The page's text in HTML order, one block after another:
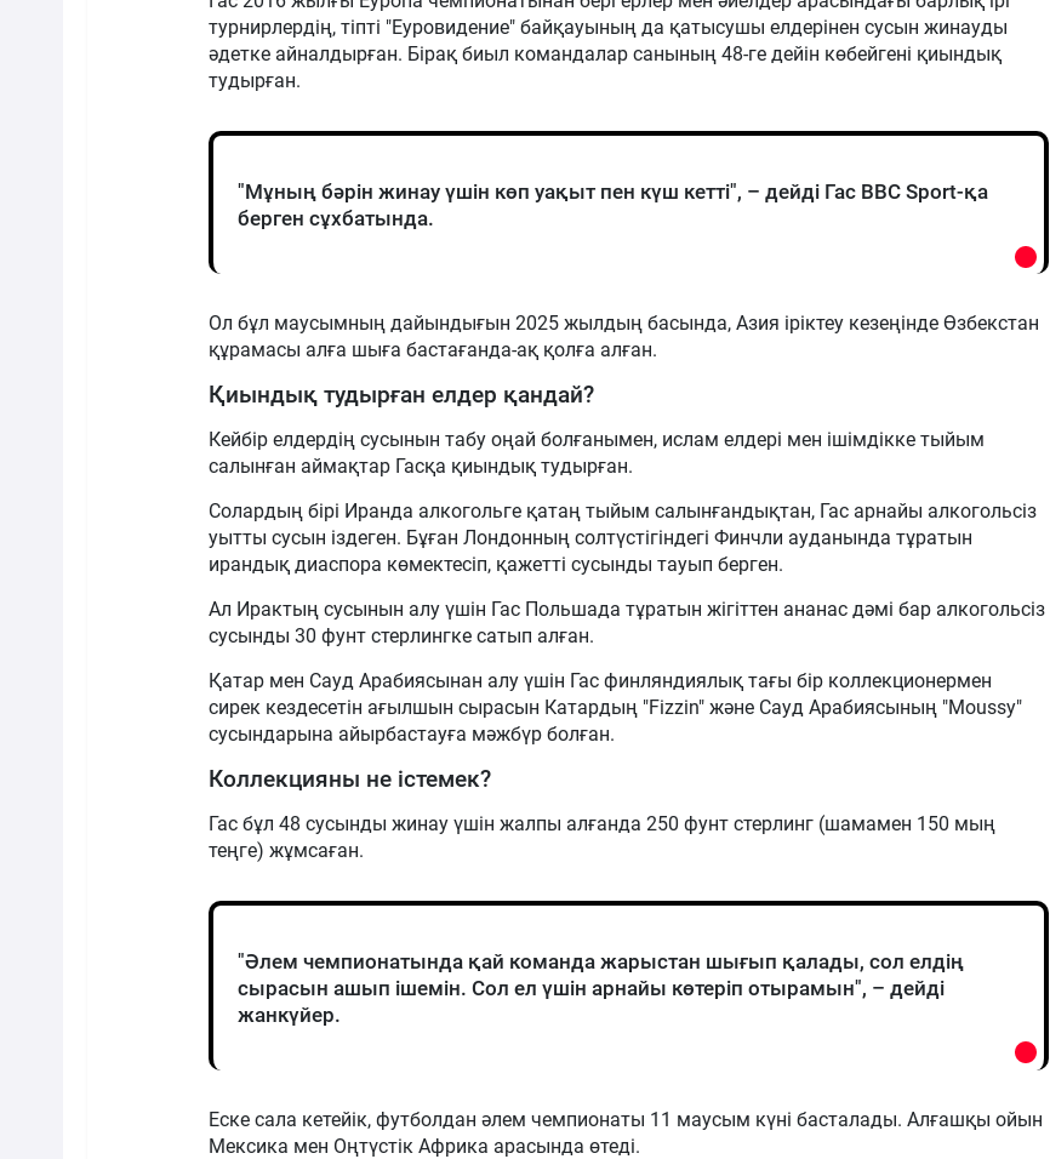
турнирлердің, тіпті "Еуровидение" байқауының да қатысушы елдерінен сусын жинауды
әдетке айналдырған. Бірақ биыл командалар санының 48-ге дейін көбейгені қиындық
тудырған.
"Мұның бәрін жинау үшін көп уақыт пен күш кетті", – дейді Гас BBC Sport-қа
берген сұхбатында.
Ол бұл маусымның дайындығын 2025 жылдың басында, Азия іріктеу кезеңінде Өзбекстан
құрамасы алға шыға бастағанда-ақ қолға алған.
Қиындық тудырған елдер қандай?
Кейбір елдердің сусынын табу оңай болғанымен, ислам елдері мен ішімдікке тыйым
салынған аймақтар Гасқа қиындық тудырған.
Солардың бірі Иранда алкогольге қатаң тыйым салынғандықтан, Гас арнайы алкогольсіз
уытты сусын іздеген. Бұған Лондонның солтүстігіндегі Финчли ауданында тұратын
ирандық диаспора көмектесіп, қажетті сусынды тауып берген.
Ал Ирактың сусынын алу үшін Гас Польшада тұратын жігіттен ананас дәмі бар алкогольсіз
сусынды 30 фунт стерлингке сатып алған.
Қатар мен Сауд Арабиясынан алу үшін Гас финляндиялық тағы бір коллекционермен
сирек кездесетін ағылшын сырасын Катардың "Fizzin" және Сауд Арабиясының "Moussy"
сусындарына айырбастауға мәжбүр болған.
Коллекцияны не істемек?
Гас бұл 48 сусынды жинау үшін жалпы алғанда 250 фунт стерлинг (шамамен 150 мың
теңге) жұмсаған.
"Әлем чемпионатында қай команда жарыстан шығып қалады, сол елдің
сырасын ашып ішемін. Сол ел үшін арнайы көтеріп отырамын", – дейді
жанкүйер.
Еске сала кетейік, футболдан әлем чемпионаты 11 маусым күні басталады. Алғашқы ойын
Мексика мен Оңтүстік Африка арасында өтеді.